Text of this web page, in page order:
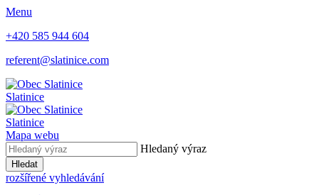
Menu
+420 585 944 604
referent@slatinice.com
Slatinice
Slatinice
Mapa webu
Hledaný výraz
Hledat
rozšířené vyhledávání